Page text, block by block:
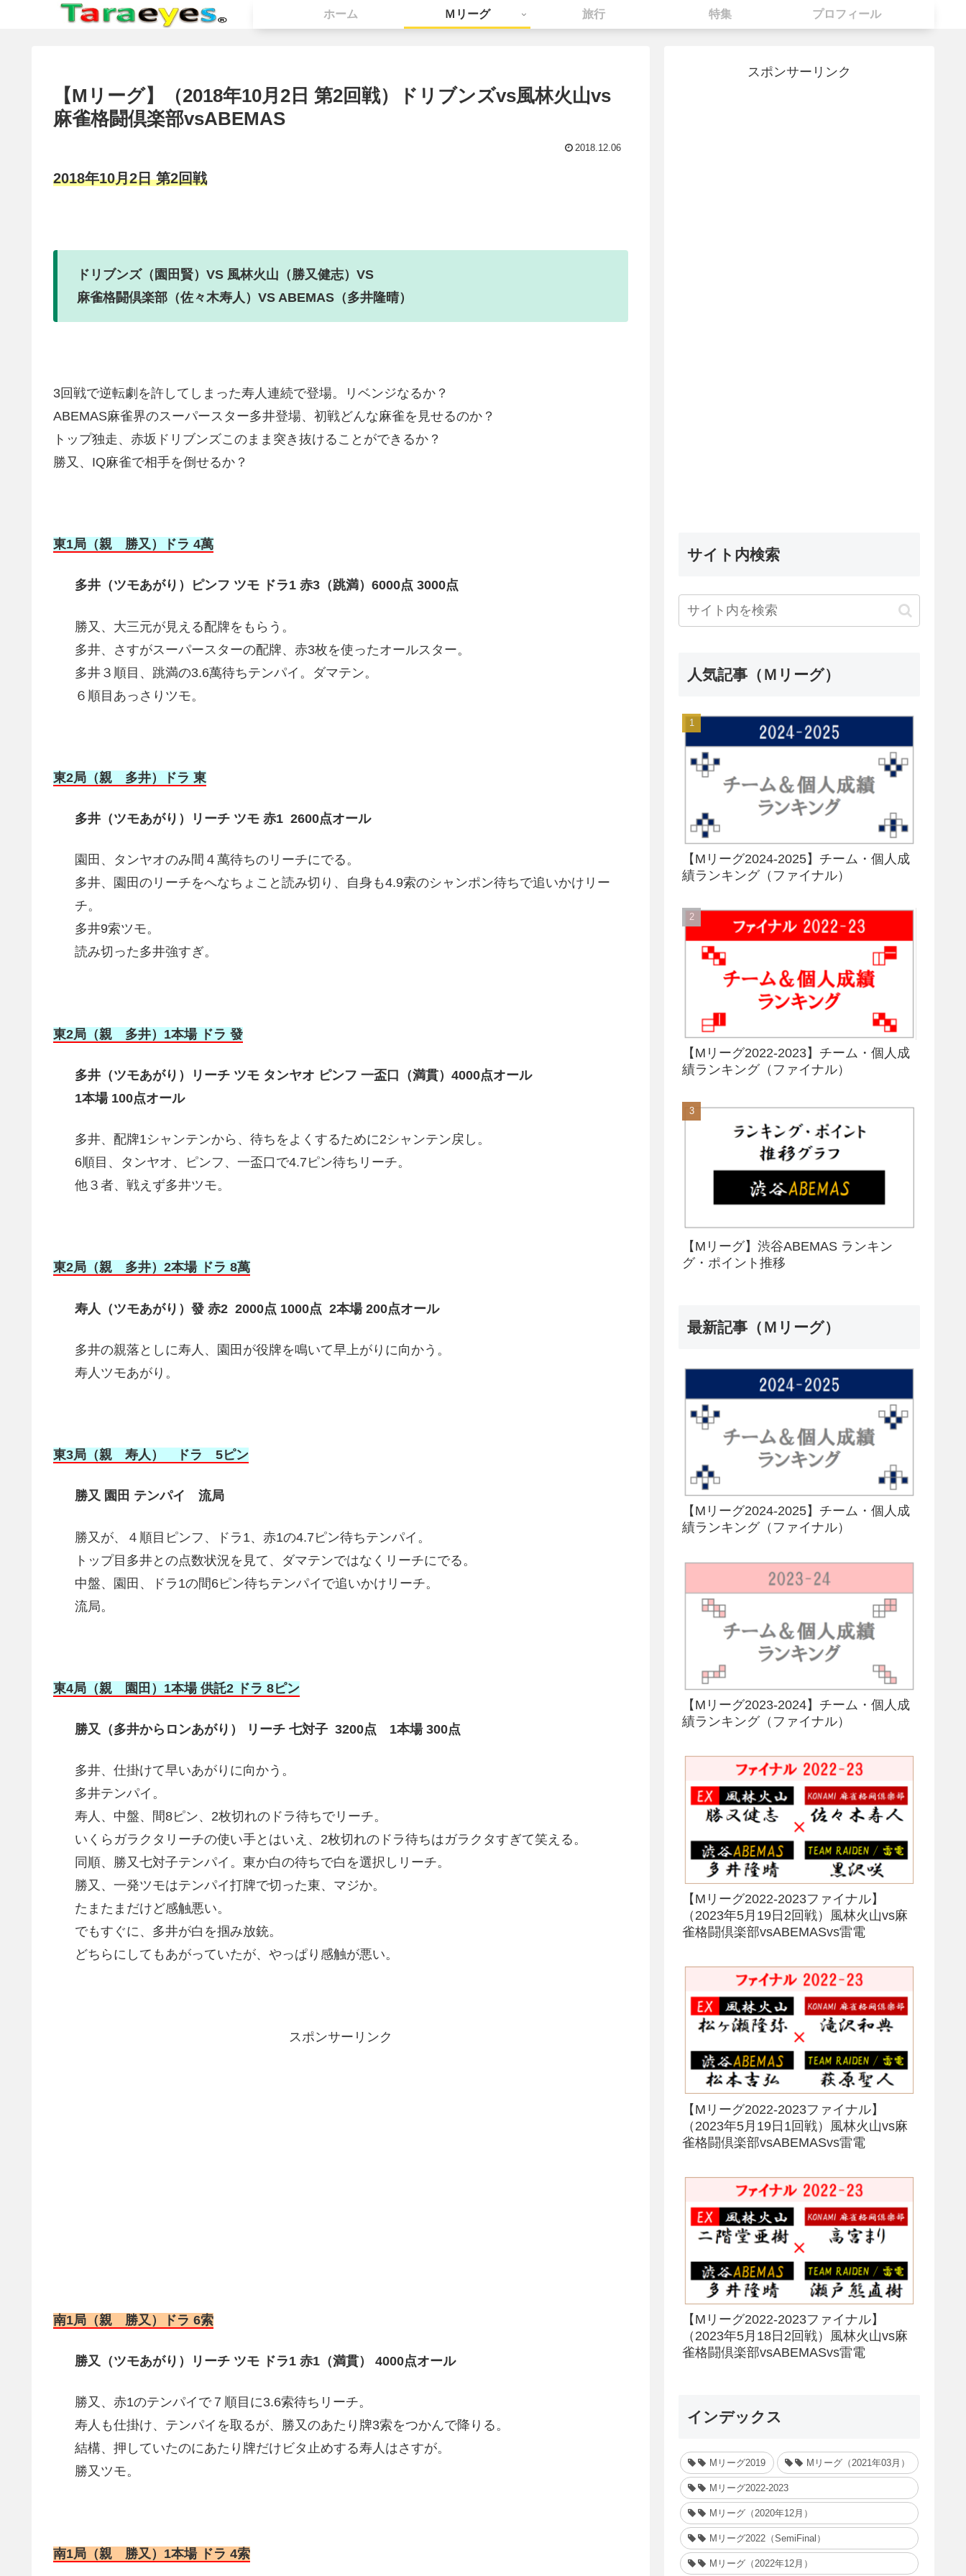
ホーム Ｍリーグ 旅行 特集 プロフィール
【Mリーグ】（2018年10月2日 第2回戦）ドリブンズvs風林火山vs
麻雀格闘倶楽部vsABEMAS
2018.12.06
2018年10月2日 第2回戦
ドリブンズ（園田賢）VS 風林火山（勝又健志）VS
麻雀格闘倶楽部（佐々木寿人）VS ABEMAS（多井隆晴）
3回戦で逆転劇を許してしまった寿人連続で登場。リベンジなるか？
ABEMAS麻雀界のスーパースター多井登場、初戦どんな麻雀を見せるのか？
トップ独走、赤坂ドリブンズこのまま突き抜けることができるか？
勝又、IQ麻雀で相手を倒せるか？
東1局（親 勝又）ドラ 4萬
多井（ツモあがり）ピンフ ツモ ドラ1 赤3（跳満）6000点 3000点
勝又、大三元が見える配牌をもらう。
多井、さすがスーパースターの配牌、赤3枚を使ったオールスター。
多井３順目、跳満の3.6萬待ちテンパイ。ダマテン。
６順目あっさりツモ。
東2局（親 多井）ドラ 東
多井（ツモあがり）リーチ ツモ 赤1 2600点オール
園田、タンヤオのみ間４萬待ちのリーチにでる。
多井、園田のリーチをへなちょこと読み切り、自身も4.9索のシャンポン待ちで追いかけリー
チ。
多井9索ツモ。
読み切った多井強すぎ。
東2局（親 多井）1本場 ドラ 發
多井（ツモあがり）リーチ ツモ タンヤオ ピンフ 一盃口（満貫）4000点オール
1本場 100点オール
多井、配牌1シャンテンから、待ちをよくするために2シャンテン戻し。
6順目、タンヤオ、ピンフ、一盃口で4.7ピン待ちリーチ。
他３者、戦えず多井ツモ。
東2局（親 多井）2本場 ドラ 8萬
寿人（ツモあがり）發 赤2 2000点 1000点 2本場 200点オール
多井の親落としに寿人、園田が役牌を鳴いて早上がりに向かう。
寿人ツモあがり。
東3局（親 寿人） ドラ 5ピン
勝又 園田 テンパイ 流局
勝又が、４順目ピンフ、ドラ1、赤1の4.7ピン待ちテンパイ。
トップ目多井との点数状況を見て、ダマテンではなくリーチにでる。
中盤、園田、ドラ1の間6ピン待ちテンパイで追いかけリーチ。
流局。
東4局（親 園田）1本場 供託2 ドラ 8ピン
勝又（多井からロンあがり） リーチ 七対子 3200点 1本場 300点
多井、仕掛けて早いあがりに向かう。
多井テンパイ。
寿人、中盤、間8ピン、2枚切れのドラ待ちでリーチ。
いくらガラクタリーチの使い手とはいえ、2枚切れのドラ待ちはガラクタすぎて笑える。
同順、勝又七対子テンパイ。東か白の待ちで白を選択しリーチ。
勝又、一発ツモはテンパイ打牌で切った東、マジか。
たまたまだけど感触悪い。
でもすぐに、多井が白を掴み放銃。
どちらにしてもあがっていたが、やっぱり感触が悪い。
スポンサーリンク
南1局（親 勝又）ドラ 6索
勝又（ツモあがり）リーチ ツモ ドラ1 赤1（満貫） 4000点オール
勝又、赤1のテンパイで７順目に3.6索待ちリーチ。
寿人も仕掛け、テンパイを取るが、勝又のあたり牌3索をつかんで降りる。
結構、押していたのにあたり牌だけビタ止めする寿人はさすが。
勝又ツモ。
南1局（親 勝又）1本場 ドラ 4索
スポンサーリンク
サイト内検索
人気記事（Ｍリーグ）
【Mリーグ2024-2025】チーム・個人成
績ランキング（ファイナル）
【Mリーグ2022-2023】チーム・個人成
績ランキング（ファイナル）
【Mリーグ】渋谷ABEMAS ランキン
グ・ポイント推移
最新記事（Ｍリーグ）
【Mリーグ2024-2025】チーム・個人成
績ランキング（ファイナル）
【Mリーグ2023-2024】チーム・個人成
績ランキング（ファイナル）
【Mリーグ2022-2023ファイナル】
（2023年5月19日2回戦）風林火山vs麻
雀格闘倶楽部vsABEMASvs雷電
【Mリーグ2022-2023ファイナル】
（2023年5月19日1回戦）風林火山vs麻
雀格闘倶楽部vsABEMASvs雷電
【Mリーグ2022-2023ファイナル】
（2023年5月18日2回戦）風林火山vs麻
雀格闘倶楽部vsABEMASvs雷電
インデックス
Mリーグ2019 Mリーグ（2021年03月）
Mリーグ2022-2023
Mリーグ（2020年12月）
Mリーグ2022（SemiFinal）
Mリーグ（2022年12月）